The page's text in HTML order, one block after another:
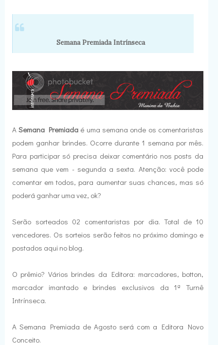
Semana Premiada Intrínseca
ASemana Premiadaé uma semana onde os comentaristas
podem ganhar brindes. Ocorre durante 1 semana por mês.
Para participar só precisa deixar comentário nos posts da
semana que vem - segunda a sexta. Atenção: você pode
comentar em todos, para aumentar suas chances, mas só
poderá ganhar uma vez, ok?
Serão sorteados 02 comentaristas por dia. Total de 10
vencedores. Os sorteios serão feitos no próximo domingo e
postados aqui no blog.
O prêmio? Vários brindes da Editora: marcadores, botton,
marcador imantado e brindes exclusivos da 1ª Turnê
Intrínseca.
A Semana Premiada de Agosto será com a Editora Novo
Conceito.